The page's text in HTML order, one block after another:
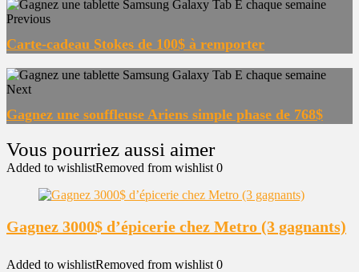
Previous
Carte-cadeau Stokes de 100$ à remporter
Next
Gagnez une souffleuse Ariens simple phase de 768$
Added to wishlistRemoved from wishlist 0
Gagnez 3000$ d’épicerie chez Metro (3 gagnants)
Added to wishlistRemoved from wishlist 0